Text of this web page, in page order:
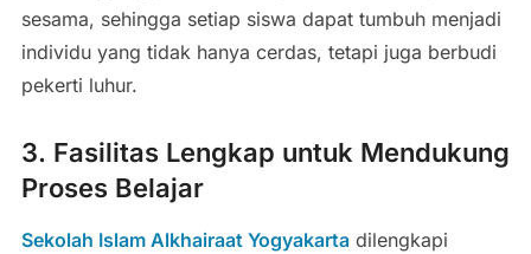
sesama, sehingga setiap siswa dapat tumbuh menjadi
individu yang tidak hanya cerdas, tetapi juga berbudi
pekerti luhur.
3. Fasilitas Lengkap untuk Mendukung
Proses Belajar
Sekolah Islam Alkhairaat Yogyakartadilengkapi